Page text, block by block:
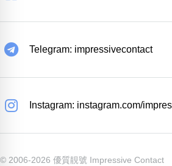
Telegram: impressivecontact
Instagram: instagram.com/
© 2006-2026 優質靚號 Impressive Contact